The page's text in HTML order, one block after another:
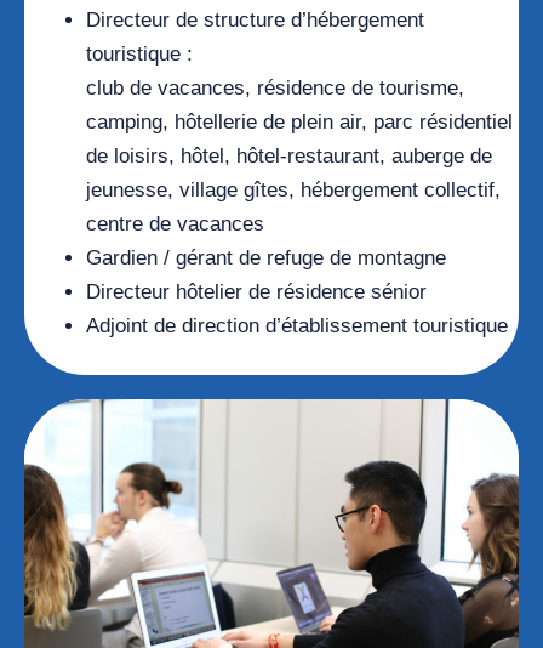
Directeur de structure d’hébergement
touristique :
club de vacances, résidence de tourisme,
camping, hôtellerie de plein air, parc résidentiel
de loisirs, hôtel, hôtel-restaurant, auberge de
jeunesse, village gîtes, hébergement collectif,
centre de vacances
Gardien / gérant de refuge de montagne
Directeur hôtelier de résidence sénior
Adjoint de direction d’établissement touristique